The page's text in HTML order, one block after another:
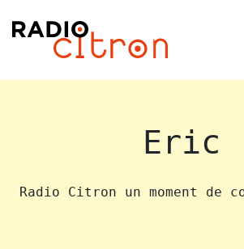
Eric
Radio Citron un moment de